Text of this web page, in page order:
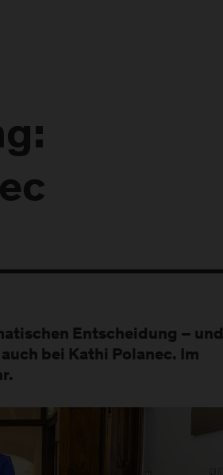
Entscheidung – und
bei Kathi Polanec. Im